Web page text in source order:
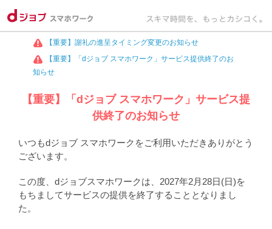
【重要】謝礼の進呈タイミング変更のお知らせ
【重要】「dジョブ スマホワーク」サービス提供終了のお
知らせ
【重要】「dジョブ スマホワーク」サービス提
供終了のお知らせ
いつもdジョブ スマホワークをご利用いただきありがとう
ございます。
この度、dジョブスマホワークは、2027年2月28日(日)を
もちましてサービスの提供を終了することとなりまし
た。